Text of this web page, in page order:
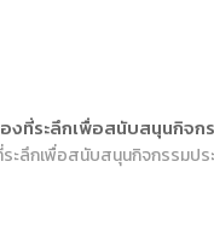
ที่ระลึกเพื่อสนับสนุนกิจก
ลึกเพื่อสนับสนุนกิจกรรมประ